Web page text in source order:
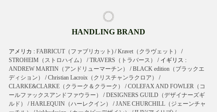
HANDLING BRAND
アメリカ : FABRICUT（ファブリカット)/Kravet（クラヴェット）
/
STROHEIM（ストロハイム）
/TRAVERS（トラバース）
/ イギリス :
ANDREW MARTIN（アンドリューマーチン）
/BLACK edition（ブラックエ
ディション）
/Christian Lacroix（クリスチャンラクロア）
/
CLARKE&CLARKE（クラーク＆クラーク）
/COLEFAX AND FOWLER（コ
ールファックスアンドファウラー）
/DESIGNERS GUILD（デザイナーズギ
ルド）
/HARLEQUIN（ハーレクイン） /JANE CHURCHILL（ジェーンチャ